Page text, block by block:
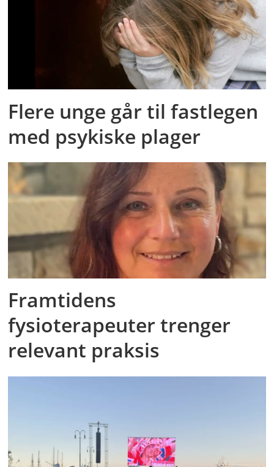
Flere unge går til fastlegen
med psykiske plager
Framtidens
fysioterapeuter trenger
relevant praksis